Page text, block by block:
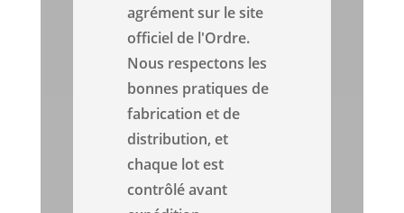
agrément sur le site
officiel de l'Ordre.
Nous respectons les
bonnes pratiques de
fabrication et de
distribution, et
chaque lot est
contrôlé avant